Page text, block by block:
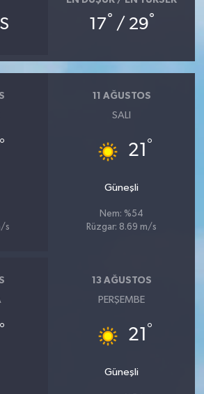
17° / 29°
°
s
11 AĞUSTOS
SALI
21 °
Güneşli
Nem: %54
Rüzgar: 8.69 m/s
°
13 AĞUSTOS
PERŞEMBE
21 °
Güneşli